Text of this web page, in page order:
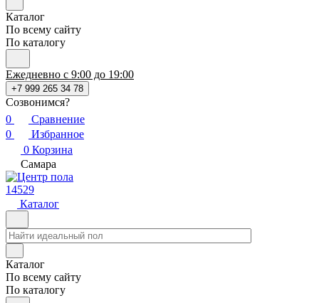
Каталог
По всему сайту
По каталогу
Ежедневно с 9:00 до 19:00
+7 999 265 34 78
Созвонимся?
0
Сравнение
0
Избранное
0 Корзина
Самара
14529
Каталог
Каталог
По всему сайту
По каталогу